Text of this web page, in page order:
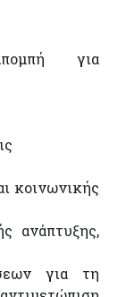
για
κοινωνικής
ανάπτυξης,
για τη